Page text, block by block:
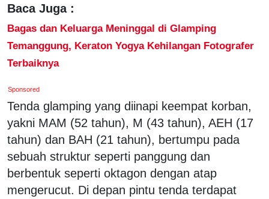
Baca Juga :
Bagas dan Keluarga Meninggal di Glamping
Temanggung, Keraton Yogya Kehilangan Fotografer
Terbaiknya
Sponsored
Tenda glamping yang diinapi keempat korban,
yakni MAM (52 tahun), M (43 tahun), AEH (17
tahun) dan BAH (21 tahun), bertumpu pada
sebuah struktur seperti panggung dan
berbentuk seperti oktagon dengan atap
mengerucut. Di depan pintu tenda terdapat